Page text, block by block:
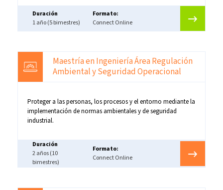
Duración
1 año (5 bimestres)
Formato:
Connect Online
Maestría en Ingeniería Área Regulación
Ambiental y Seguridad Operacional
Proteger a las personas, los procesos y el entorno mediante la
implementación de normas ambientales y de seguridad
industrial.
Duración
2 años (10
bimestres)
Formato:
Connect Online